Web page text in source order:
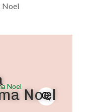
Noel
Noel